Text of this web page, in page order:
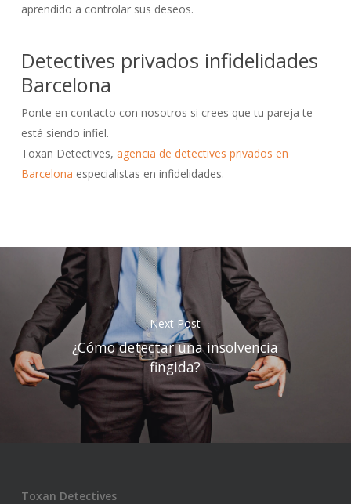
aprendido a controlar sus deseos.
Detectives privados infidelidades
Barcelona
Ponte en contacto con nosotros si crees que tu pareja te
está siendo infiel.
Toxan Detectives, agencia de detectives privados en
Barcelona especialistas en infidelidades.
Next Post
¿Cómo detectar una insolvencia
fingida?
Toxan Detectives